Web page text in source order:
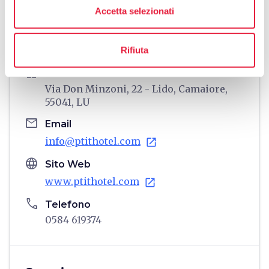
Accetta selezionati
Rifiuta
home
Via Don Minzoni, 22 - Lido, Camaiore,
55041, LU
email Email
info@ptithotel.com open_in_new
language Sito Web
www.ptithotel.com open_in_new
phone Telefono
0584 619374